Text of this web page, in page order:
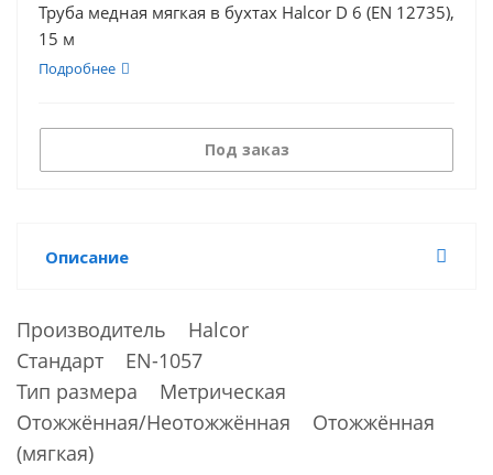
Труба медная мягкая в бухтах Halcor D 6 (EN 12735),
15 м
Подробнее
Под заказ
Описание
Производитель Halcor
Стандарт EN-1057
Тип размера Метрическая
Отожжённая/Неотожжённая Отожжённая
(мягкая)